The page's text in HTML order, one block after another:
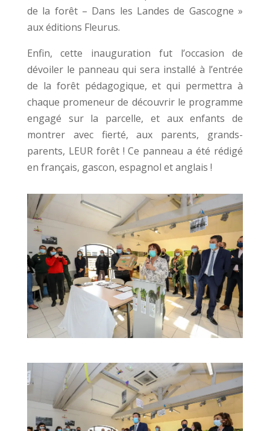
de la forêt – Dans les Landes de Gascogne »
aux éditions Fleurus.
Enfin, cette inauguration fut l’occasion de
dévoiler le panneau qui sera installé à l’entrée
de la forêt pédagogique, et qui permettra à
chaque promeneur de découvrir le programme
engagé sur la parcelle, et aux enfants de
montrer avec fierté, aux parents, grands-
parents, LEUR forêt ! Ce panneau a été rédigé
en français, gascon, espagnol et anglais !